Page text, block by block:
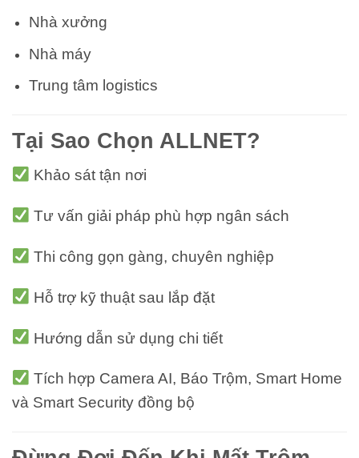
Nhà xưởng
Nhà máy
Trung tâm logistics
Tại Sao Chọn ALLNET?
Khảo sát tận nơi
Tư vấn giải pháp phù hợp ngân sách
Thi công gọn gàng, chuyên nghiệp
Hỗ trợ kỹ thuật sau lắp đặt
Hướng dẫn sử dụng chi tiết
Tích hợp Camera AI, Báo Trộm, Smart Home
và Smart Security đồng bộ